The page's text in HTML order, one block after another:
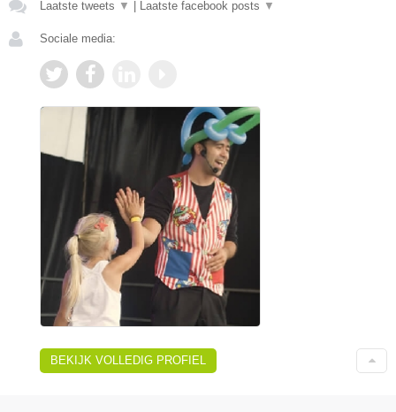
Laatste tweets ▼ Laatste facebook posts ▼
Sociale media:
BEKIJK VOLLEDIG PROFIEL